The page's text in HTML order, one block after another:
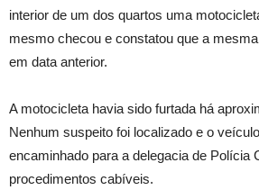
interior de um dos quartos uma
mesmo checou e constatou que a
em data anterior.
A motocicleta havia sido furtada há
Nenhum suspeito foi localizado e o
encaminhado para a delegacia de Polícia
procedimentos cabíveis.